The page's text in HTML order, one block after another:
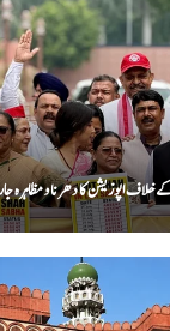
خلاف اپوزیشن کا دھرنا و مظاہرہ